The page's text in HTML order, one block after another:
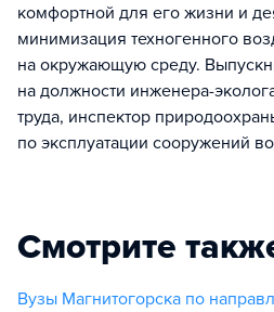
комфортной для его жизни и
минимизация техногенного
на окружающую среду.
на должности инженера-
труда, инспектор
по эксплуатации сооружений
Смотрите
Вузы Магнитогорска по